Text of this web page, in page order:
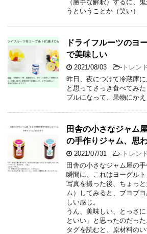
（勝手な解釈）するに、
うということか（笑い）
ドライフルーツのヨ
で美味しい
2021/08/03 - トレン
昨日、夜につけて冷蔵庫
と思ってさっき食べてみ
プルになって、果物にかえ
田舎の小さなジャム
の手作りジャム、思
2021/07/31 - トレン
田舎の小さなジャム屋の
瞬間に、これはヨーグル
写真を撮った後、ちょっ
ム）してみると、ブヨブ
しい感じ。
うん、美味しい、とっさ
といい」と思ったのだった
タグを読むと、原材料の